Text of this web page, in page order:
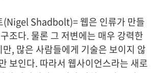
Shadbolt)= 웹은 인류가 만들
조다. 물론 그 저변에는 매우 강력한
, 많은 사람들에게 기술은 보이지 않
보인다. 따라서 웹사이언스라는 새로